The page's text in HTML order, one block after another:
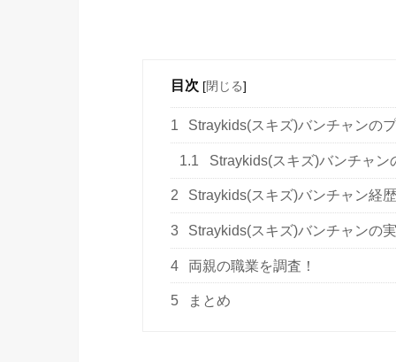
目次 [閉じる]
1 Straykids(スキズ)バンチャンの
1.1 Straykids(スキズ)バンチャン
2 Straykids(スキズ)バンチャン経歴
3 Straykids(スキズ)バンチャンの
4 両親の職業を調査！
5 まとめ